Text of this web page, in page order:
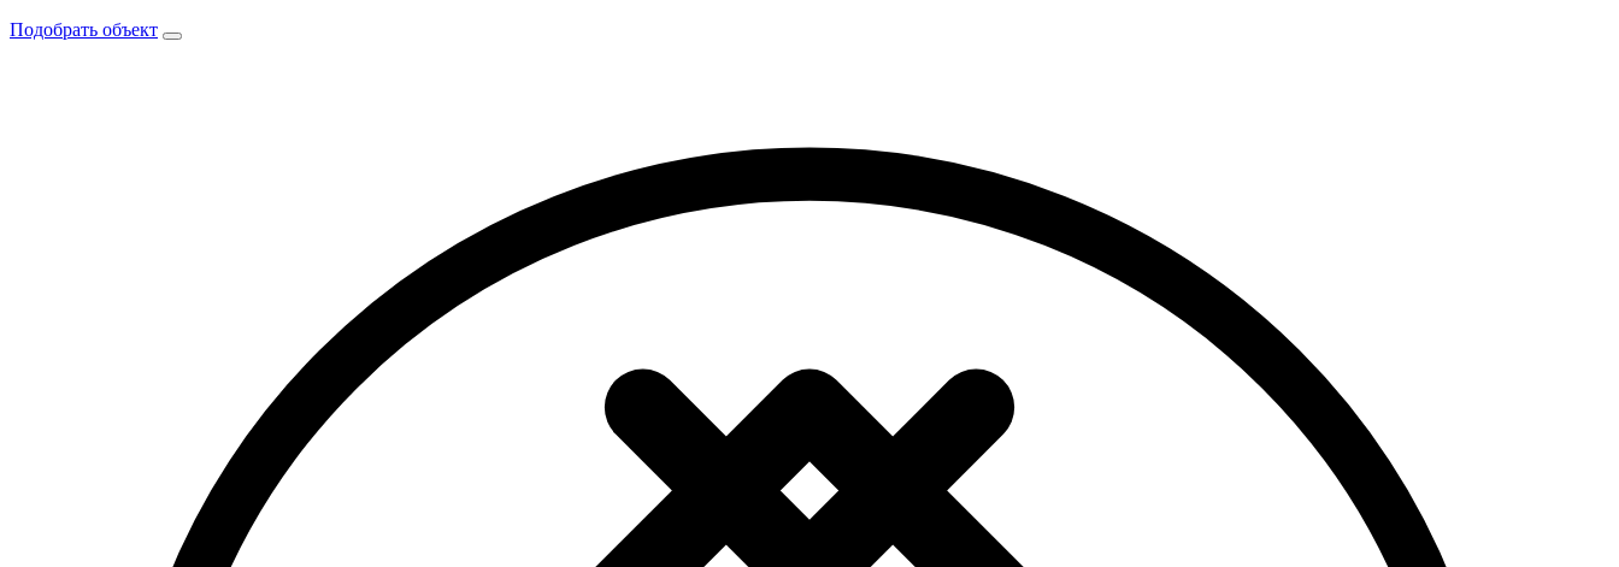
Подобрать объект